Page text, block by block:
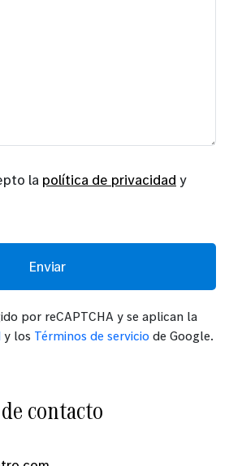
la política de privacidad y
por reCAPTCHA y se aplican la
y los Términos de servicio de Google.
contacto